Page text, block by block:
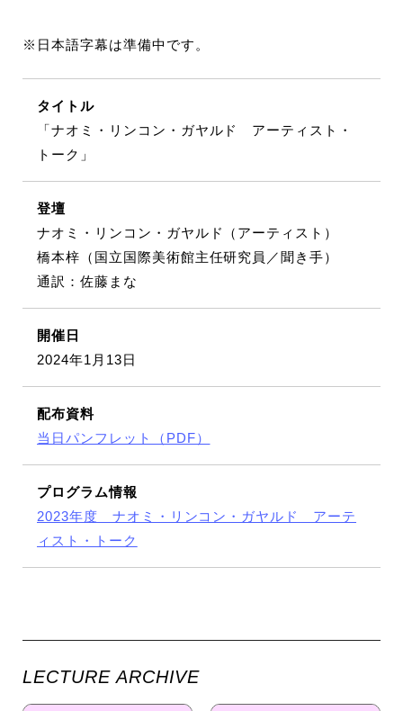
※日本語字幕は準備中です。
タイトル
「ナオミ・リンコン・ガヤルド アーティスト・
トーク」
登壇
ナオミ・リンコン・ガヤルド（アーティスト）
橋本梓（国立国際美術館主任研究員／聞き手）
通訳：佐藤まな
開催日
2024年1月13日
配布資料
当日パンフレット（PDF）
プログラム情報
2023年度 ナオミ・リンコン・ガヤルド アーテ
ィスト・トーク
LECTURE ARCHIVE